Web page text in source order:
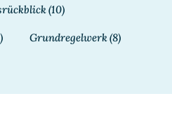
(10)
Grundregelwerk(8)